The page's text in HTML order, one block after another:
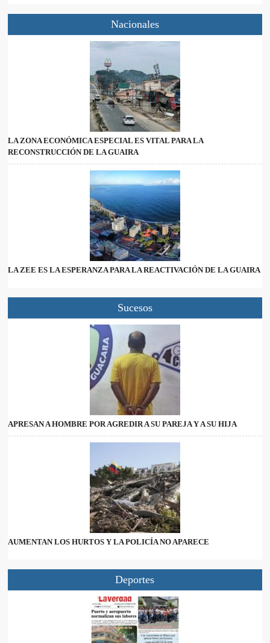
Nacionales
LA ZONA ECONÓMICA ESPECIAL ES VITAL PARA LA
RECONSTRUCCIÓN DE LA GUAIRA
LA ZEE ES LA ESPERANZA PARA LA REACTIVACIÓN DE LA GUAIRA
Sucesos
APRESAN A HOMBRE POR AGREDIR A SU PAREJA Y A SU HIJA
AUMENTAN LOS HURTOS Y LA POLICÍA NO APARECE
Deportes